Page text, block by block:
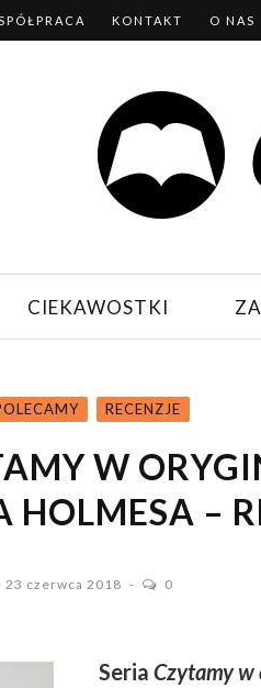
KONTAKT O NAS
CIEKAWOSTKI
RECENZJE
W
HOLMESA –
23 czerwca 2018 0
Seria Czytamy w